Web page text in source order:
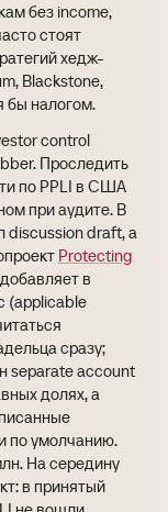
без income,
стоят
хедж-
Blackstone,
бы налогом.
control
Проследить
по PPLI в США
при аудите. В
discussion draft, а
Protecting
в
(applicable
сразу;
separate account
долях, а
по умолчанию.
На середину
в принятый